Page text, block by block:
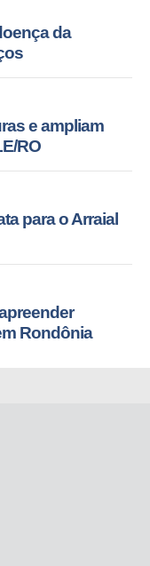
da
e ampliam
RO
para o Arraial
Rondônia